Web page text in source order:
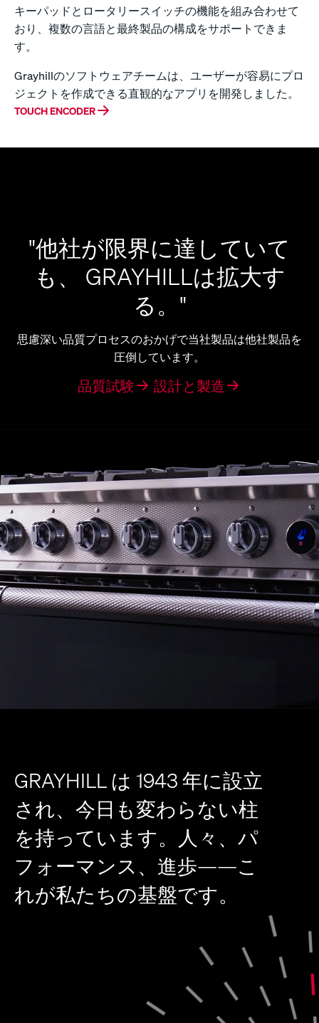
キーパッドとロータリースイッチの機能を組み合わせて
おり、複数の言語と最終製品の構成をサポートできま
す。
Grayhillのソフトウェアチームは、ユーザーが容易にプロ
ジェクトを作成できる直観的なアプリを開発しました。
TOUCH ENCODER
"他社が限界に達していて
も、 GRAYHILLは拡大す
る。"
思慮深い品質プロセスのおかげで当社製品は他社製品を
圧倒しています。
品質試験 設計と製造
GRAYHILL は 1943 年に設立
され、今日も変わらない柱
を持っています。人々、パ
フォーマンス、進歩——こ
れが私たちの基盤です。